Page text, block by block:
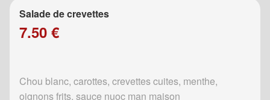
Salade de crevettes
7.50 €
Chou blanc, carottes, crevettes cuites, menthe,
oignons frits, sauce nuoc man maison